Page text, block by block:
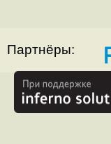
Партнёры: